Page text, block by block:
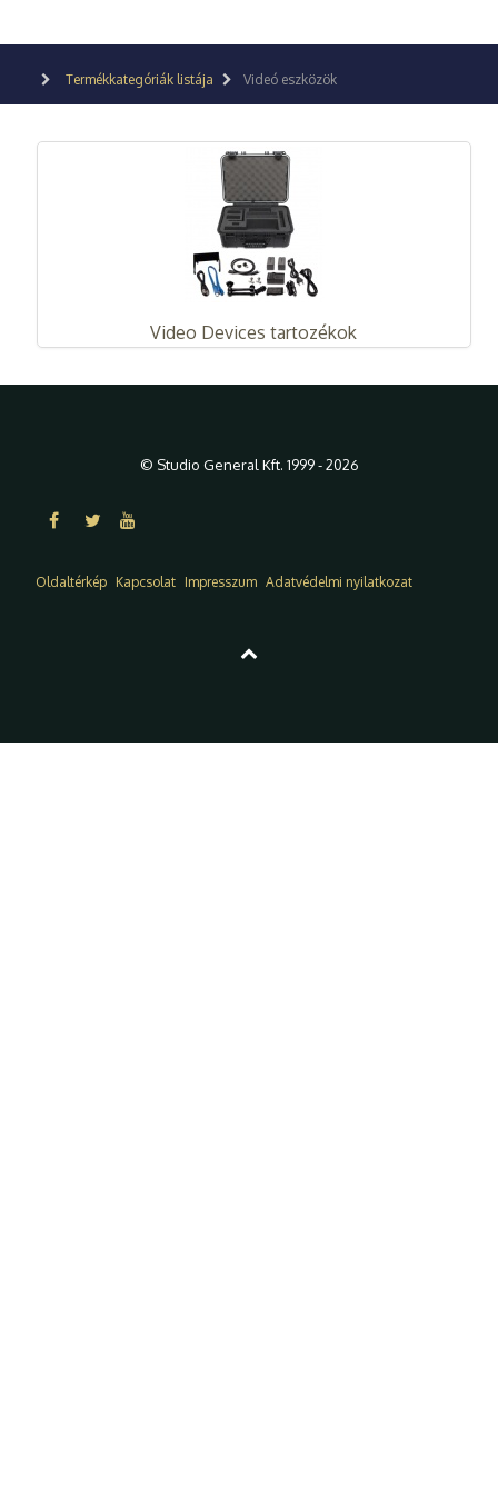
Termékkategóriák listája Videó eszközök
Video Devices tartozékok
© Studio General Kft. 1999 - 2026
Oldaltérkép Kapcsolat Impresszum Adatvédelmi nyilatkozat